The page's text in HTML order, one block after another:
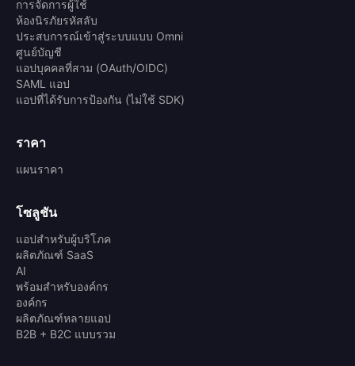
การจัดการผู้ใช้
ห้องนิรภัยรหัสลับ
ประสบการณ์เข้าสู่ระบบแบบ Omni
ศูนย์บัญชี
แอปบุคคลที่สาม (OAuth/OIDC)
SAML แอป
แอปที่ได้รับการป้องกัน (ไม่ใช้ SDK)
ราคา
แผนราคา
โซลูชัน
แอปสำหรับผู้บริโภค
ผลิตภัณฑ์ SaaS
AI
พร้อมสำหรับองค์กร
องค์กร
ผลิตภัณฑ์หลายแอป
B2B + B2C แบบรวม